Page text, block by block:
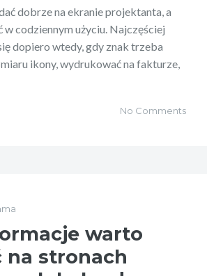
dobrze na ekranie projektanta, a
codziennym użyciu. Najczęściej
dopiero wtedy, gdy znak trzeba
ikony, wydrukować na fakturze,
No Comments
warto
na stronach